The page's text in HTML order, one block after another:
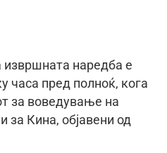
извршната наредба е
часа пред полноќ, кога
за воведување на
за Кина, објавени од